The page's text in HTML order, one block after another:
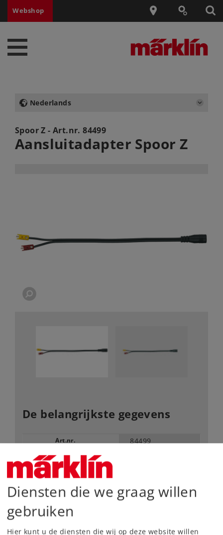
Webshop
Nederlands
Spoor Z - Art.nr.84499
Aansluitadapter Spoor Z
De belangrijkste gegevens
Art.nr. 84499
Spoor / Schaalgrootte
Type
12,99 € Adviesprijs
Diensten die we graag willen
gebruiken
Hier kunt u de diensten die wij op deze website willen